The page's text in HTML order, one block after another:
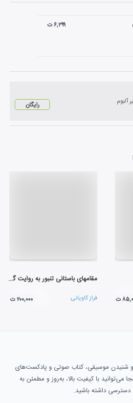
۶,۲۹۹ ت
آلبوم رایگان
ت
مقامهای باستانی تنبور به روایت گوران
فراز کاویانی ۲۰۰,۰۰۰ ت
و شنیدن موسیقی، کتاب صوتی و پادکست‌های
می‌توانید با کیفیت بالا، به‌روز و مطمئن به
دسترسی داشته باشید.